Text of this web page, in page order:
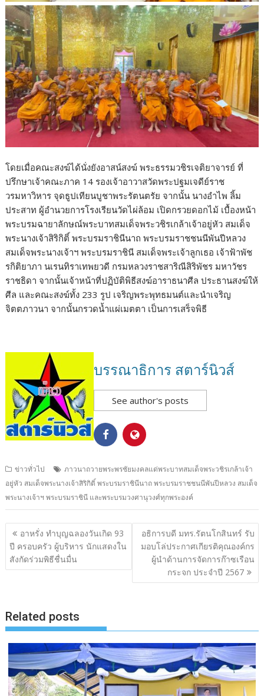
โดยเมื่อคณะสงฆ์ได้นั่งยังอาสน์สงฆ์ พระธรรมวชิรเจติยาจารย์ ที่
ปรึกษาเจ้าคณะภาค 14 รองเจ้าอาวาสวัดพระปฐมเจดีย์ราช
วรมหาวิหาร จุดธูปเทียนบูชาพระรัตนตรัย จากนั้น นางอำไพ ลิ้ม
ประสาท ผู้อำนวยการโรงเรียนวัดไผ่ล้อม เปิดกรวยดอกไม้ เบื้องหน้า
พระบรมฉายาลักษณ์พระบาทสมเด็จพระวชิรเกล้าเจ้าอยู่หัว สมเด็จ
พระนางเจ้าสิริกิติ์ พระบรมราชินีนาถ พระบรมราชชนนีพันปีหลวง
สมเด็จพระนางเจ้าฯ พระบรมราชินี สมเด็จพระเจ้าลูกเธอ เจ้าฟ้าพัช
รกิติยาภา นเรนทิราเทพยวดี กรมหลวงราชสาริณีสิริพัชร มหาวัชร
ราชธิดา จากนั้นเจ้าหน้าที่ปฏิบัติพิธีสงฆ์อาราธนาศีล ประธานสงฆ์ให้
ศีล และคณะสงฆ์ทั้ง 233 รูป เจริญพระพุทธมนต์และนำเจริญ
จิตตภาวนา จากนั้นกรวดน้ำแผ่เมตตา เป็นการเสร็จพิธี
บรรณาธิการ สตาร์นิวส์
See author's posts
ข่าวทั่วไป
ภาวนาถวายพระพรชัยมงคลแด่พระบาทสมเด็จพระวชิรเกล้าเจ้า
อยู่หัว สมเด็จพระนางเจ้าสิริกิติ์ พระบรมราชินีนาถ พระบรมราชชนนีพันปีหลวง สมเด็จ
พระนางเจ้าฯ พระบรมราชินี และพระบรมวงศานุวงศ์ทุกพระองค์
แนะแนว
เรื่อง
อาหรั่ง ทำบุญฉลองวันเกิด 93
ปี ครอบครัว ผู้บริหาร นักแสดงใน
สังกัดร่วมพิธีชื่นมื่น
อธิการบดี มทร.รัตนโกสินทร์ รับ
มอบโล่ประกาศเกียรติคุณองค์กร
ผู้นำด้านการจัดการก๊าซเรือน
กระจก ประจำปี 2567
Related posts